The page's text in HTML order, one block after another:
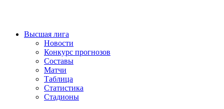
Высшая лига
Новости
Конкурс прогнозов
Составы
Матчи
Таблица
Статистика
Стадионы